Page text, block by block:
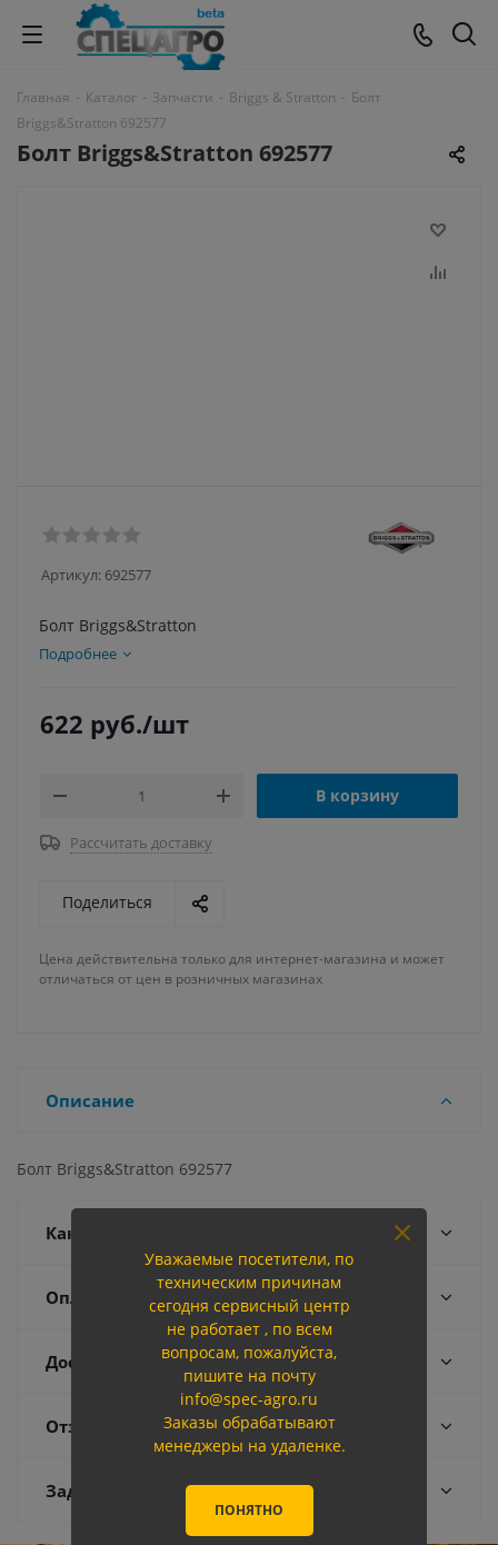
Главная - Каталог - Запчасти - Briggs & Stratton - Болт
Briggs&Stratton 692577
Болт Briggs&Stratton 692577
Артикул: 692577
Болт Briggs&Stratton
Подробнее
622 руб./шт
В корзину
Рассчитать доставку
Поделиться
Цена действительна только для интернет-магазина и может
отличаться от цен в розничных магазинах
Описание
Болт Briggs&Stratton 692577
Как купить
Оплата
Доставка
Отзывы
Задать вопрос
Уважаемые посетители, по
техническим причинам
сегодня сервисный центр
не работает , по всем
вопросам, пожалуйста,
пишите на почту
info@spec-agro.ru
Заказы обрабатывают
менеджеры на удаленке.
ПОНЯТНО